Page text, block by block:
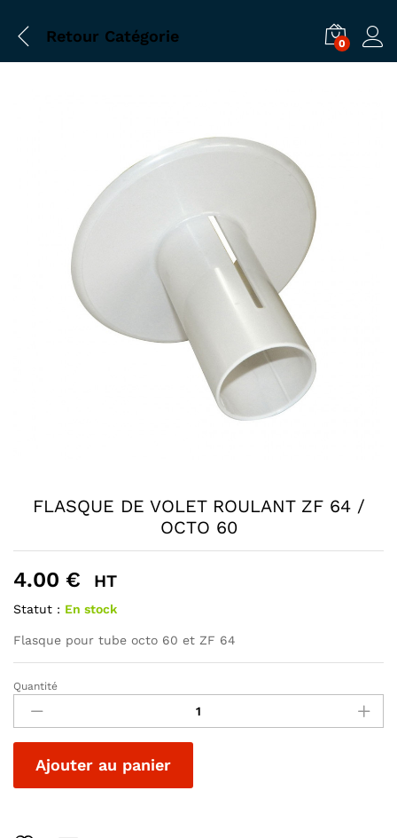
Retour Catégorie 0
FLASQUE DE VOLET ROULANT ZF 64 /
OCTO 60
4.00 € HT
Statut : En stock
Flasque pour tube octo 60 et ZF 64
FLASQUE
VOLET
ROULANT
64
Quantité
Ajouter au panier